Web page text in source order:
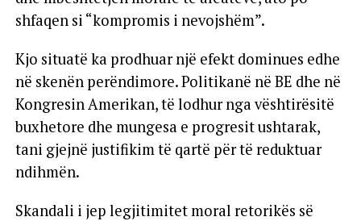
shfaqen si “kompromis i nevojshëm”.
Kjo situatë ka prodhuar një efekt dominues edhe
në skenën perëndimore. Politikanë në BE dhe në
Kongresin Amerikan, të lodhur nga vështirësitë
buxhetore dhe mungesa e progresit ushtarak,
tani gjejnë justifikim të qartë për të reduktuar
ndihmën.
Skandali i jep legjitimitet moral retorikës së